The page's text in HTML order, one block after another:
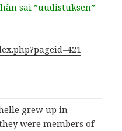
sai ”uudistuksen”
grew up in
were members of